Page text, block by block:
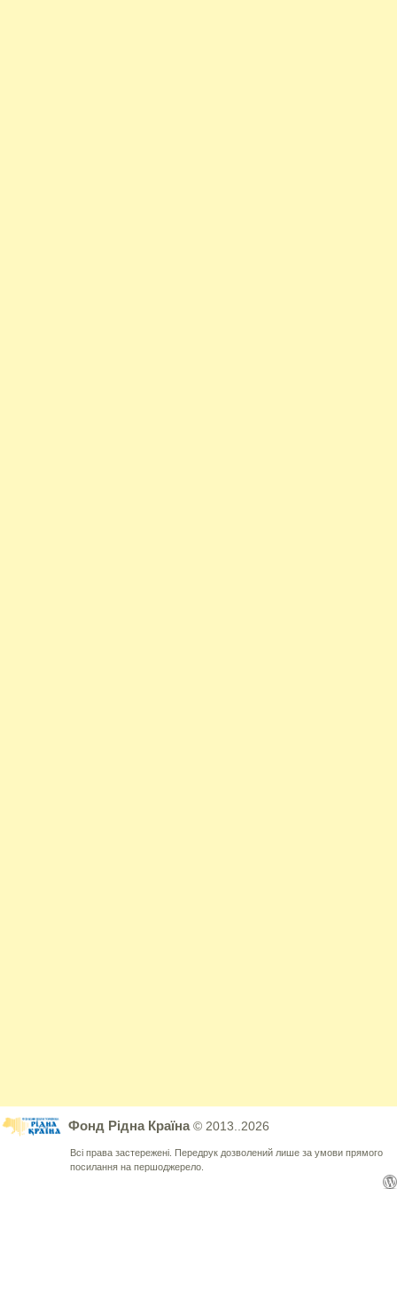
Фонд Рідна Країна© 2013..2026
Всі права застережені. Передрук дозволений лише за умови прямого
посилання на першоджерело.